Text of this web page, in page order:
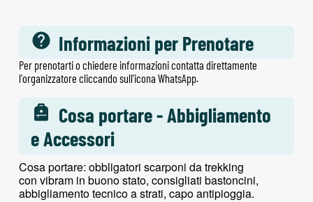
Informazioni per Prenotare
Per prenotarti o chiedere informazioni contatta direttamente
l'organizzatore cliccando sull'icona WhatsApp.
Cosa portare - Abbigliamento
e Accessori
Cosa portare: obbligatori scarponi da trekking
con vibram in buono stato, consigliati bastoncini,
abbigliamento tecnico a strati, capo antipioggia.